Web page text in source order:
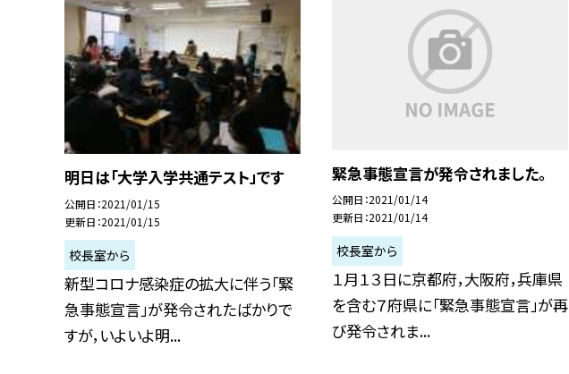
明日は「大学入学共通テスト」です
公開日 2021/01/15
更新日 2021/01/15
校長室から
新型コロナ感染症の拡大に伴う「緊
急事態宣言」が発令されたばかりで
すが，いよいよ明...
緊急事態宣言が発令されました。
公開日 2021/01/14
更新日 2021/01/14
校長室から
１月１３日に京都府，大阪府，兵庫県
を含む７府県に「緊急事態宣言」が再
び発令されま...